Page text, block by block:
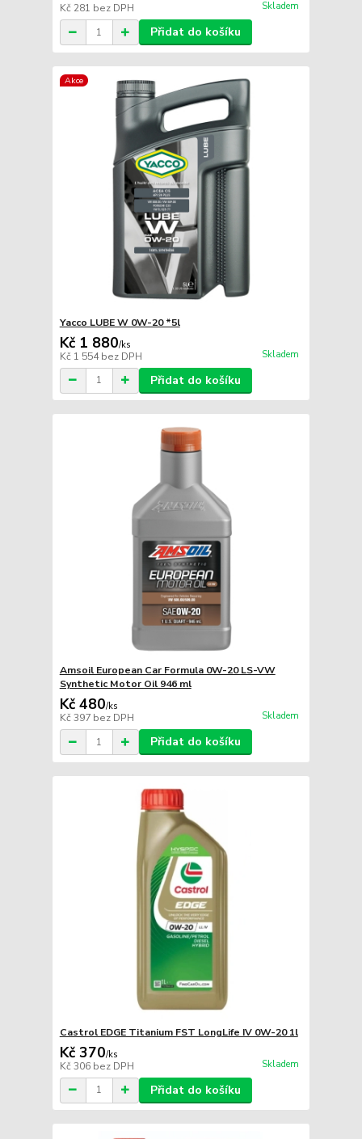
Kč 281 bez DPH Skladem
Přidat do košíku
Akce
Yacco LUBE W 0W-20 *5l
Kč 1 880/ks
Kč 1 554bez DPH Skladem
Přidat do košíku
Amsoil European Car Formula 0W-20 LS-VW
Synthetic Motor Oil 946 ml
Kč 480/ks
Kč 397 bez DPH Skladem
Přidat do košíku
Castrol EDGE Titanium FST LongLife IV 0W-20 1l
Kč 370/ks
Kč 306 bez DPH Skladem
Přidat do košíku